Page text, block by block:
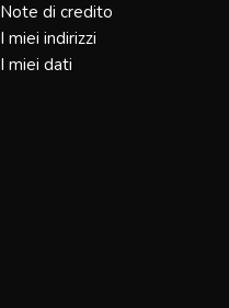
Note di credito
I miei indirizzi
I miei dati